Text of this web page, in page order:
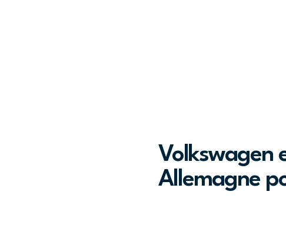
Volkswagen
Allemagne